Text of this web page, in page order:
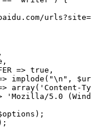
=> true,
implode("\n",
array('Content-
'Mozilla/5.0